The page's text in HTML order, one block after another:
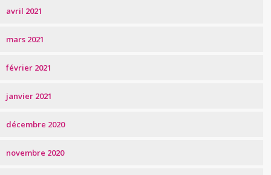
avril 2021
mars 2021
février 2021
janvier 2021
décembre 2020
novembre 2020